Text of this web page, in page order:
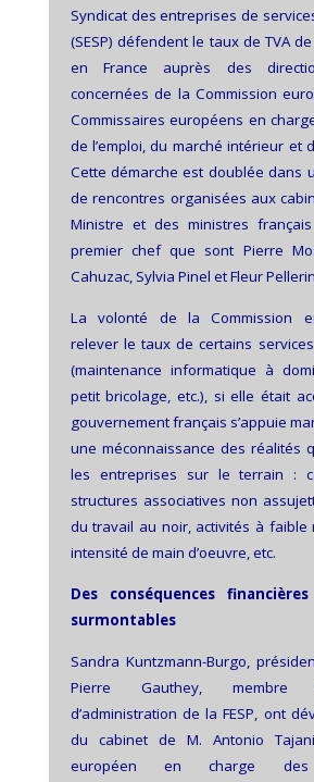
Syndicat des entreprises de
(SESP) défendent le taux de TVA
en France auprès des
concernées de la Commission
Commissaires européens en
de l’emploi, du marché intérieur et
Cette démarche est doublée dans
de rencontres organisées aux
Ministre et des ministres
premier chef que sont Pierre
Cahuzac, Sylvia Pinel et Fleur
La volonté de la Commission
relever le taux de certains
(maintenance informatique à
petit bricolage, etc.), si elle était
gouvernement français s’appuie
une méconnaissance des réalités
les entreprises sur le terrain :
structures associatives non
du travail au noir, activités à
intensité de main d’oeuvre, etc.
Des conséquences
surmontables
Sandra Kuntzmann-Burgo,
Pierre Gauthey, membre
d’administration de la FESP, ont
du cabinet de M. Antonio
européen en charge des